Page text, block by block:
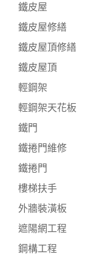
鐵皮屋
鐵皮屋修繕
鐵皮屋頂修繕
鐵皮屋頂
輕鋼架
輕鋼架天花板
鐵門
鐵捲門維修
鐵捲門
樓梯扶手
外牆裝潢板
遮陽網工程
鋼構工程